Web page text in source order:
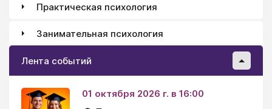
Практическая психология
Занимательная психология
Лента событий
01 октября 2026 г. в 16:00